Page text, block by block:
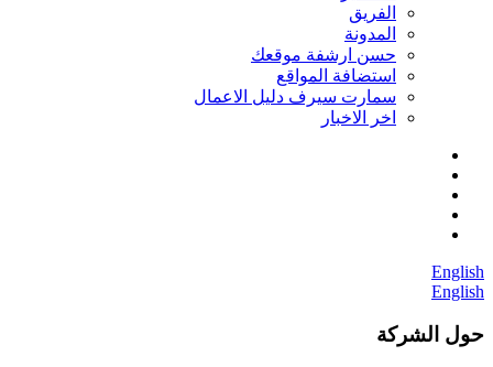
الفريق
المدونة
حسن ارشفة موقعك
استضافة المواقع
سمارت سيرف دليل الاعمال
اخر الاخبار
English
English
حول الشركة